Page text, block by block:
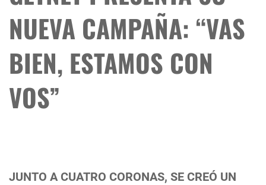
NUEVA CAMPAÑA: “VAS
BIEN, ESTAMOS CON
VOS”
JUNTO A CUATRO CORONAS, SE CREÓ UN